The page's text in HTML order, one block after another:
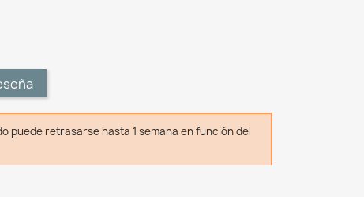
puede retrasarse hasta 1 semana en función del